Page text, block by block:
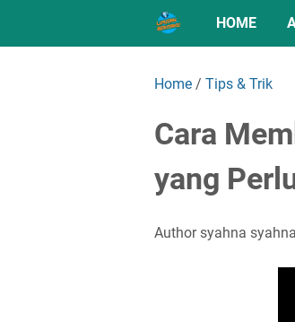
HOME
Home / Tips & Trik
Cara
yang
Authorsyahna syahna